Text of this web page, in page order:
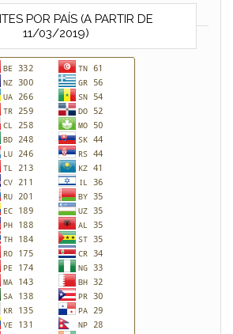
POR PAÍS (A PARTIR DE
11/03/2019)